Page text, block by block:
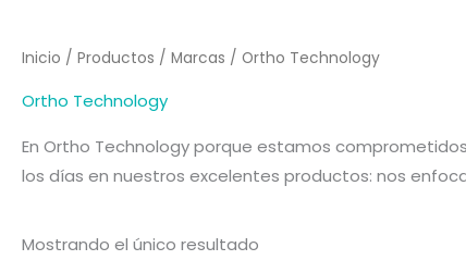
Inicio / Productos / Marcas / Ortho Technology
Ortho Technology
En Ortho Technology porque estamos
los días en nuestros excelentes productos: nos
Mostrando el único resultado